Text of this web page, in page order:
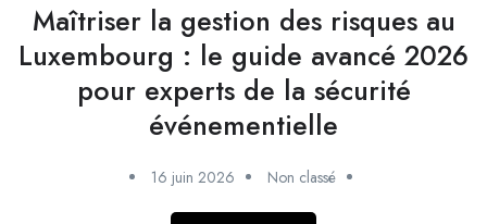
Maîtriser la gestion des risques au
Luxembourg : le guide avancé 2026
pour experts de la sécurité
événementielle
16 juin 2026 Non classé